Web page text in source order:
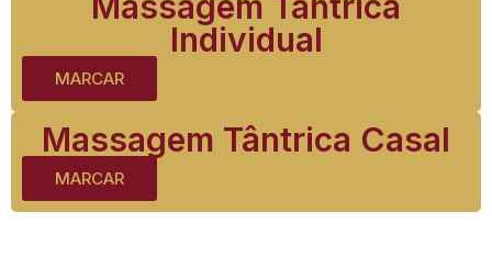
Individual
MARCAR
Massagem Tântrica Casal
MARCAR